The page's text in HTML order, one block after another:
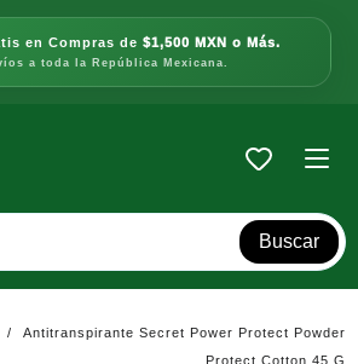
en Compras de $1,500 MXN o Más.
a toda la República Mexicana.
Buscar
Antitranspirante Secret Power Protect Powder
Protect Cotton 45 G